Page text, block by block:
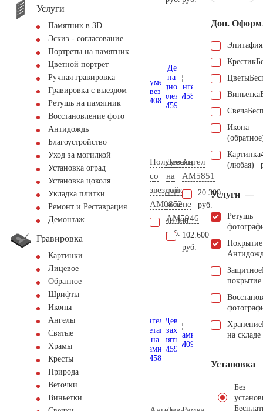
Услуги
Памятник в 3D
Эскиз - согласование
Портреты на памятник
Цветной портрет
Ручная гравировка
Гравировка с выездом
Ретушь на памятник
Восстановление фото
Антидождь
Благоустройство
Уход за могилкой
Установка оград
Установка цоколя
Укладка плитки
Ремонт и Реставрация
Демонтаж
Гравировка
Картинки
Лицевое
Обратное
Шрифты
Иконы
Ангелы
Святые
Храмы
Кресты
Природа
Веточки
Виньетки
Полумесяц
со
звездой
AM0852
48.400
руб.
Дева
на
одном
колене
AM5946
102.600
руб.
Ангел
AM5851
20.300
руб.
Доп.
Эпитафия
Крестик
Цветы
Виньетка
Свеча
Икона
Картинка
(любая)
Услуги
Ретушь
Покрытие
Защитное
покрытие
Хранение
на складе
Установка
Без